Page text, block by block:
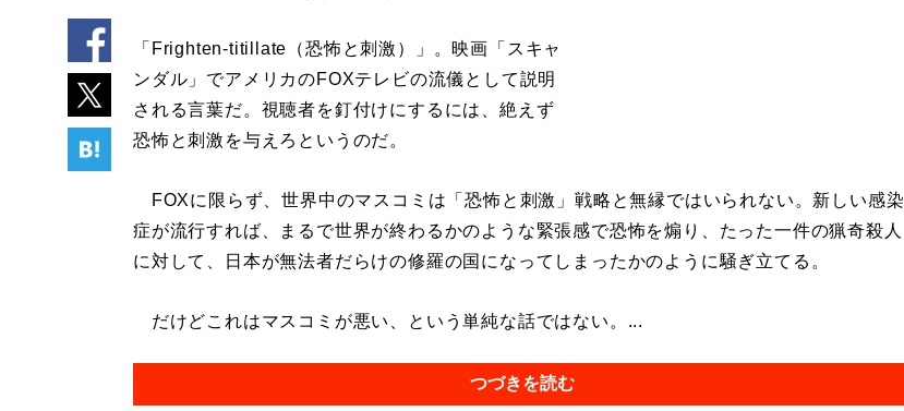
「Frighten-titillate（恐怖と刺激）」。映画「スキャ
ンダル」でアメリカのFOXテレビの流儀として説明
される言葉だ。視聴者を釘付けにするには、絶えず
恐怖と刺激を与えろというのだ。
FOXに限らず、世界中のマスコミは「恐怖と刺激」戦略と無縁ではいられない。新しい感染
症が流行すれば、まるで世界が終わるかのような緊張感で恐怖を煽り、たった一件の猟奇殺人
に対して、日本が無法者だらけの修羅の国になってしまったかのように騒ぎ立てる。
だけどこれはマスコミが悪い、という単純な話ではない。...
つづきを読む